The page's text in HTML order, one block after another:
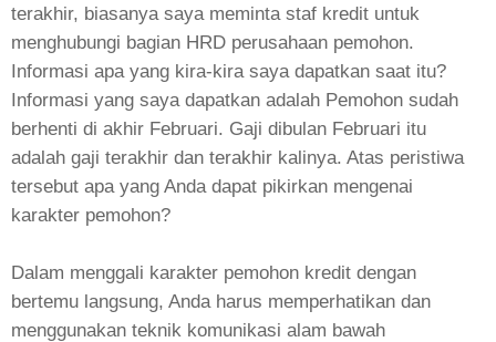
terakhir, biasanya saya meminta staf kredit untuk
menghubungi bagian HRD perusahaan pemohon.
Informasi apa yang kira-kira saya dapatkan saat itu?
Informasi yang saya dapatkan adalah Pemohon sudah
berhenti di akhir Februari. Gaji dibulan Februari itu
adalah gaji terakhir dan terakhir kalinya. Atas peristiwa
tersebut apa yang Anda dapat pikirkan mengenai
karakter pemohon?
Dalam menggali karakter pemohon kredit dengan
bertemu langsung, Anda harus memperhatikan dan
menggunakan teknik komunikasi alam bawah